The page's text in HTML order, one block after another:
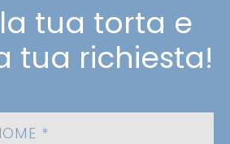
tua torta e
tua richiesta!